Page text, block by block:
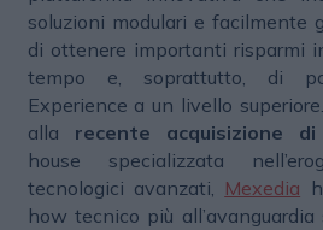
soluzioni modulari e facilmente
di ottenere importanti risparmi
tempo e, soprattutto, di
Experience a un livello
alla recente acquisizione di
house specializzata
tecnologici avanzati, Mexedia
how tecnico più